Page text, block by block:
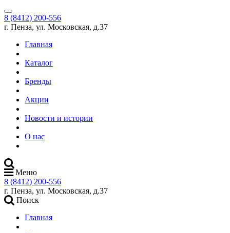
8 (8412) 200-556
г. Пенза, ул. Московская, д.37
Главная
Каталог
Бренды
Акции
Новости и истории
О нас
Меню
8 (8412) 200-556
г. Пенза, ул. Московская, д.37
Поиск
Главная